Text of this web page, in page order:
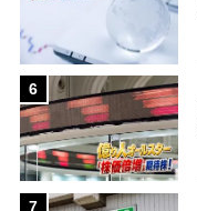
6
7